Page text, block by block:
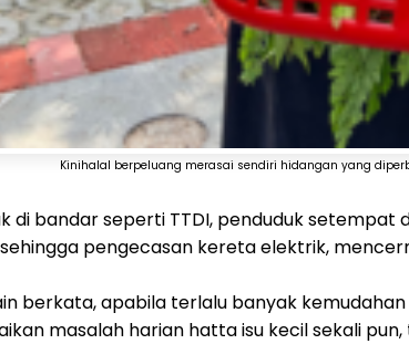
Kinihalal berpeluang merasai sendiri hidangan yang
di bandar seperti TTDI, penduduk
pengecasan kereta elektrik,
berkata, apabila terlalu banyak
masalah harian hatta isu kecil sekali